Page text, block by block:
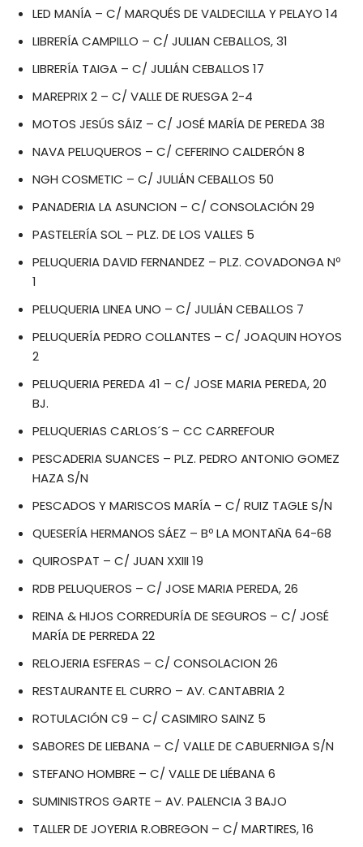
LED MANÍA – C/ MARQUÉS DE VALDECILLA Y PELAYO 14
LIBRERÍA CAMPILLO – C/ JULIAN CEBALLOS, 31
LIBRERÍA TAIGA – C/ JULIÁN CEBALLOS 17
MAREPRIX 2 – C/ VALLE DE RUESGA 2-4
MOTOS JESÚS SÁIZ – C/ JOSÉ MARÍA DE PEREDA 38
NAVA PELUQUEROS – C/ CEFERINO CALDERÓN 8
NGH COSMETIC – C/ JULIÁN CEBALLOS 50
PANADERIA LA ASUNCION – C/ CONSOLACIÓN 29
PASTELERÍA SOL – PLZ. DE LOS VALLES 5
PELUQUERIA DAVID FERNANDEZ – PLZ. COVADONGA Nº
1
PELUQUERIA LINEA UNO – C/ JULIÁN CEBALLOS 7
PELUQUERÍA PEDRO COLLANTES – C/ JOAQUIN HOYOS
2
PELUQUERIA PEREDA 41 – C/ JOSE MARIA PEREDA, 20
BJ.
PELUQUERIAS CARLOS´S – CC CARREFOUR
PESCADERIA SUANCES – PLZ. PEDRO ANTONIO GOMEZ
HAZA S/N
PESCADOS Y MARISCOS MARÍA – C/ RUIZ TAGLE S/N
QUESERÍA HERMANOS SÁEZ – Bº LA MONTAÑA 64-68
QUIROSPAT – C/ JUAN XXIII 19
RDB PELUQUEROS – C/ JOSE MARIA PEREDA, 26
REINA & HIJOS CORREDURÍA DE SEGUROS – C/ JOSÉ
MARÍA DE PERREDA 22
RELOJERIA ESFERAS – C/ CONSOLACION 26
RESTAURANTE EL CURRO – AV. CANTABRIA 2
ROTULACIÓN C9 – C/ CASIMIRO SAINZ 5
SABORES DE LIEBANA – C/ VALLE DE CABUERNIGA S/N
STEFANO HOMBRE – C/ VALLE DE LIÉBANA 6
SUMINISTROS GARTE – AV. PALENCIA 3 BAJO
TALLER DE JOYERIA R.OBREGON – C/ MARTIRES, 16